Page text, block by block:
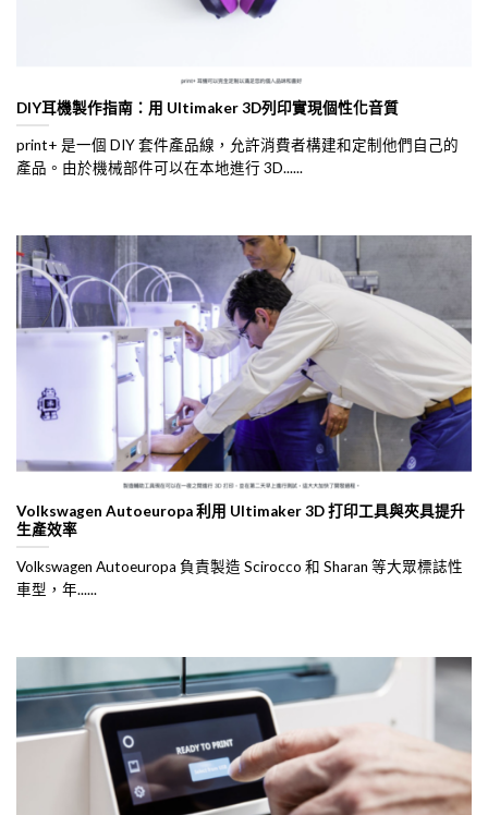
DIY耳機製作指南：用 Ultimaker 3D列印實現個性化音質
print+ 是一個 DIY 套件產品線，允許消費者構建和定制他們自己的
產品。由於機械部件可以在本地進行 3D......
Volkswagen Autoeuropa 利用 Ultimaker 3D 打印工具與夾具提升
生產效率
Volkswagen Autoeuropa 負責製造 Scirocco 和 Sharan 等大眾標誌性
車型，年......